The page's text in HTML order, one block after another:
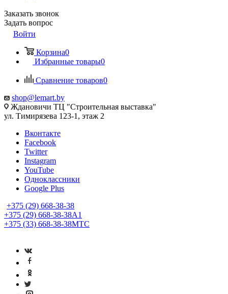
Заказать звонок
Задать вопрос
Войти
Корзина0
Избранные товары0
Сравнение товаров0
shop@lemart.by
Ждановичи ТЦ "Строительная выставка"
ул. Тимирязева 123-1, этаж 2
Вконтакте
Facebook
Twitter
Instagram
YouTube
Одноклассники
Google Plus
+375 (29) 668-38-38
+375 (29) 668-38-38A1
+375 (33) 668-38-38МТС